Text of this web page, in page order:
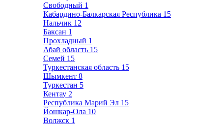
Свободный 1
Кабардино-Балкарская Республика 15
Нальчик 12
Баксан 1
Прохладный 1
Абай область 15
Семей 15
Туркестанская область 15
Шымкент 8
Туркестан 5
Кентау 2
Республика Марий Эл 15
Йошкар-Ола 10
Волжск 1